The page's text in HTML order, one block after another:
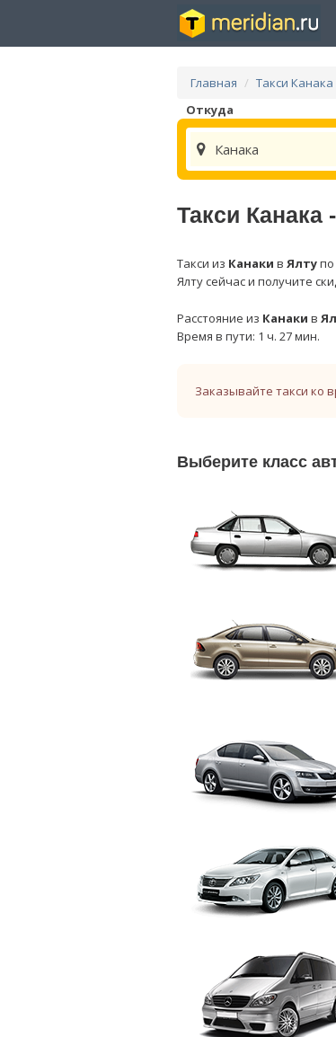
Главная Такси Канака
Откуда
Канака
Такси Канака
Такси из Канаки в Ялту
Ялту сейчас и получите
Расстояние из Канаки в
Время в пути: 1 ч. 27 мин.
Заказывайте такси ко
Выберите класс